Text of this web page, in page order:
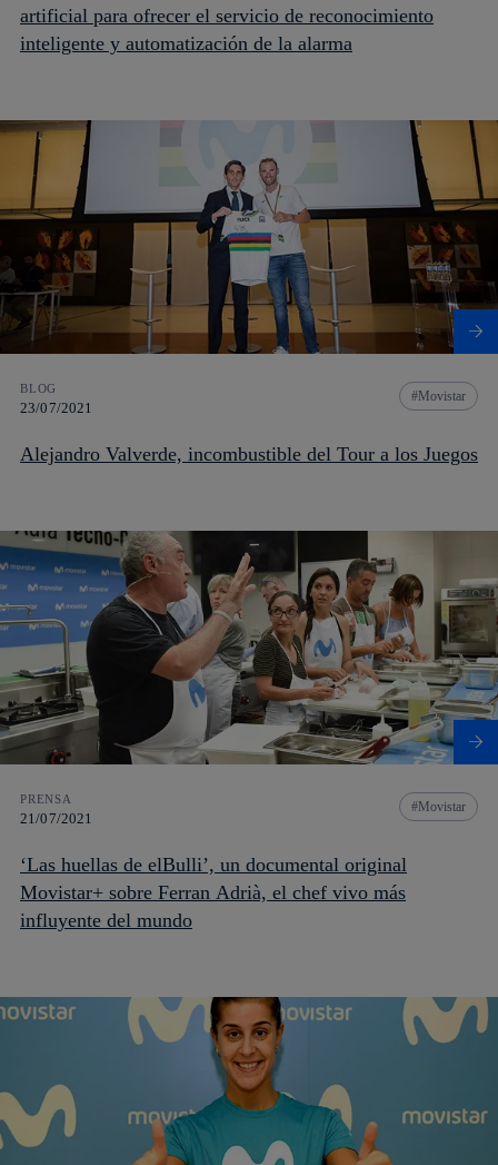
artificial para ofrecer el servicio de reconocimiento
inteligente y automatización de la alarma
BLOG
23/07/2021
Movistar
Alejandro Valverde, incombustible del Tour a los Juegos
PRENSA
21/07/2021
Movistar
‘Las huellas de elBulli’, un documental original
Movistar+ sobre Ferran Adrià, el chef vivo más
influyente del mundo